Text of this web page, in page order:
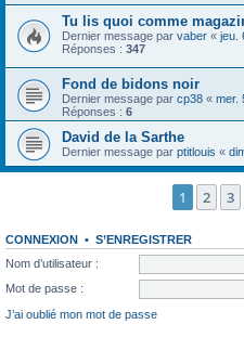
Tu lis quoi comme
Dernier message par vaber « jeu.
Réponses : 347
Fond de bidons noir
Dernier message par cp38 « mer.
Réponses : 6
David de la Sarthe
Dernier message par ptitlouis «
1 2 3
CONNEXION • S’ENREGISTRER
Nom d’utilisateur :
Mot de passe :
J’ai oublié mon mot de passe